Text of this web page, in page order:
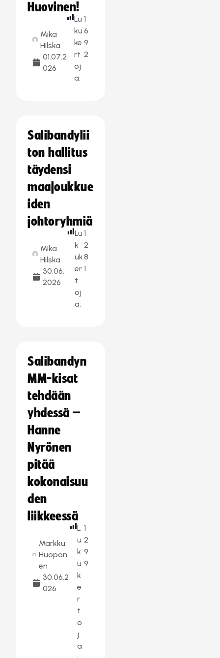
Huovinen!
Mika
Hilska
01.07.2
026
Lu
ku
ke
rt
oj
a:
1
6
9
2
Salibandylii
ton hallitus
täydensi
maajoukkue
iden
johtoryhmiä
Mika
Hilska
30.06.
2026
Lu
k
uk
er
t
oj
a:
1
2
8
1
Salibandyn
MM-kisat
tehdään
yhdessä –
Hanne
Nyrönen
pitää
kokonaisuu
den
liikkeessä
Markku
Huopon
en
30.06.2
026
L
u
k
u
k
e
r
t
o
j
a
1
2
9
9